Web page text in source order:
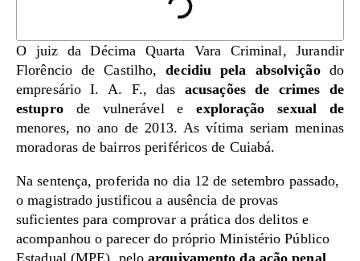
O juiz da Décima Quarta Vara Criminal, Jurandir
Florêncio de Castilho,decidiu pela absolviçãodo
empresário I. A. F., das acusações de crimes de
estuprode vulnerável eexploração sexual de
menores, no ano de 2013. As vítima seriam meninas
moradoras de bairros periféricos de Cuiabá.
Na sentença, proferida no dia 12 de setembro passado,
o magistrado justificou a ausência de provas
suficientes para comprovar a prática dos delitos e
acompanhou o parecer do próprio Ministério Público
Estadual (MPE), peloarquivamento da ação penal